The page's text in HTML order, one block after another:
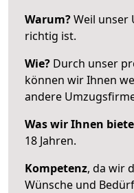
Warum?Weil unser
richtig ist.
Wie? Durch unser
können wir Ihnen
andere
Was wir Ihnen
18 Jahren.
Kompetenz, da wir
Wünsche und